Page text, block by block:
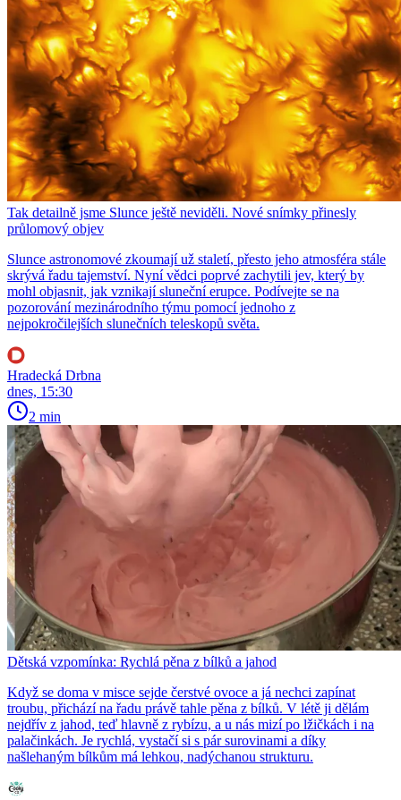
Tak detailně jsme Slunce ještě neviděli. Nové snímky přinesly
průlomový objev
Slunce astronomové zkoumají už staletí, přesto jeho atmosféra stále
skrývá řadu tajemství. Nyní vědci poprvé zachytili jev, který by
mohl objasnit, jak vznikají sluneční erupce. Podívejte se na
pozorování mezinárodního týmu pomocí jednoho z
nejpokročilejších slunečních teleskopů světa.
Hradecká Drbna
dnes, 15:30
2 min
Dětská vzpomínka: Rychlá pěna z bílků a jahod
Když se doma v misce sejde čerstvé ovoce a já nechci zapínat
troubu, přichází na řadu právě tahle pěna z bílků. V létě ji dělám
nejdřív z jahod, teď hlavně z rybízu, a u nás mizí po lžičkách i na
palačinkách. Je rychlá, vystačí si s pár surovinami a díky
našlehaným bílkům má lehkou, nadýchanou strukturu.